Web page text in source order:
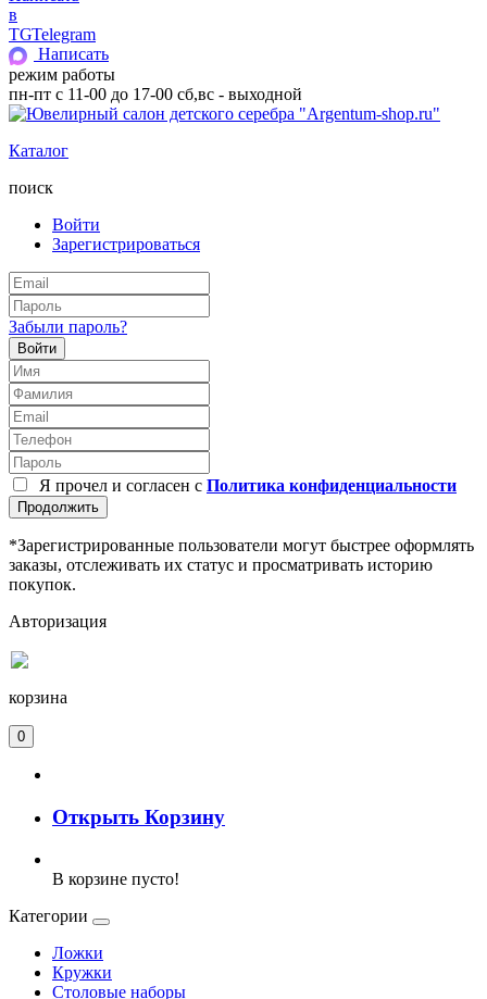
Telegram
Написать
режим работы
пн-пт с 11-00 до 17-00 сб,вс - выходной
Каталог
поиск
Войти
Зарегистрироваться
Забыли пароль?
Войти
Я прочел и согласен с Политика конфиденциальности
Продолжить
*Зарегистрированные пользователи могут быстрее оформлять
заказы, отслеживать их статус и просматривать историю
покупок.
Авторизация
корзина
0
Открыть Корзину
В корзине пусто!
Категории
Ложки
Кружки
Столовые наборы